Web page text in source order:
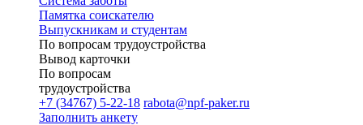
Памятка соискателю
Выпускникам и студентам
По вопросам трудоустройства
Вывод карточки
По вопросам
трудоустройства
+7 (34767) 5-22-18 rabota@npf-paker.ru
Заполнить анкету